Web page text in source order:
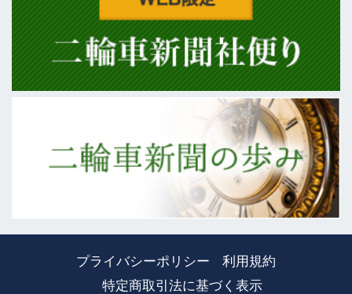
プライバシーポリシー
利用規約
特定商取引法に基づく表示